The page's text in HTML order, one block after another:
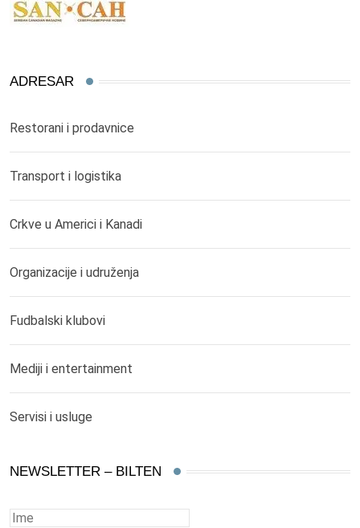
ADRESAR
Restorani i prodavnice
Transport i logistika
Crkve u Americi i Kanadi
Organizacije i udruženja
Fudbalski klubovi
Mediji i entertainment
Servisi i usluge
NEWSLETTER – BILTEN